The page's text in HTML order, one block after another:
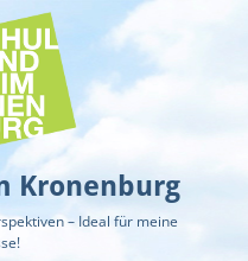
Kronenburg
– Ideal für meine